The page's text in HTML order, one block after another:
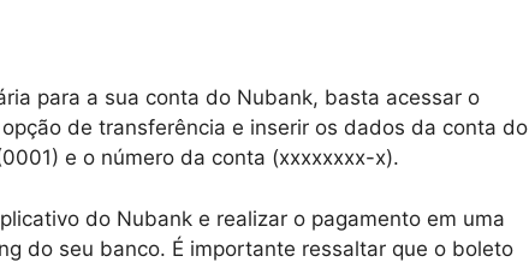
para a sua conta do Nubank, basta acessar o
de transferência e inserir os dados da conta do
e o número da conta (xxxxxxxx-x).
do Nubank e realizar o pagamento em uma
do seu banco. É importante ressaltar que o boleto